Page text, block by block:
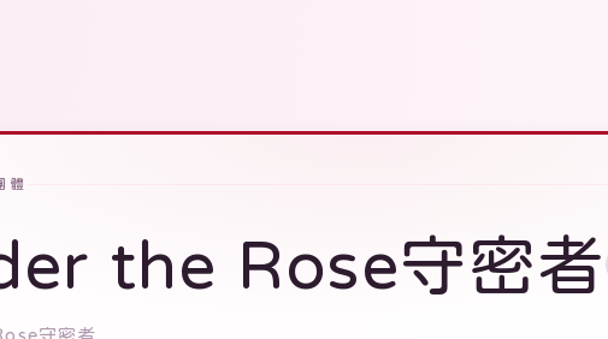
體
the Rose守密者
守密者